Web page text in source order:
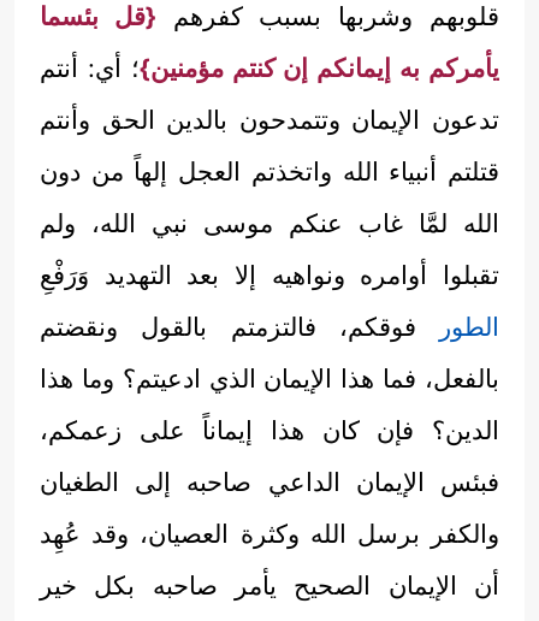
قلوبهم وشربها بسبب كفرهم {قل بئسما
يأمركم به إيمانكم إن كنتم مؤمنين}؛ أي: أنتم
تدعون الإيمان وتتمدحون بالدين الحق وأنتم
قتلتم أنبياء الله واتخذتم العجل إلهاً من دون
الله لمَّا غاب عنكم موسى نبي الله، ولم
تقبلوا أوامره ونواهيه إلا بعد التهديد وَرَفْعِ
الطور فوقكم، فالتزمتم بالقول ونقضتم
بالفعل، فما هذا الإيمان الذي ادعيتم؟ وما هذا
الدين؟ فإن كان هذا إيماناً على زعمكم،
فبئس الإيمان الداعي صاحبه إلى الطغيان
والكفر برسل الله وكثرة العصيان، وقد عُهِد
أن الإيمان الصحيح يأمر صاحبه بكل خير